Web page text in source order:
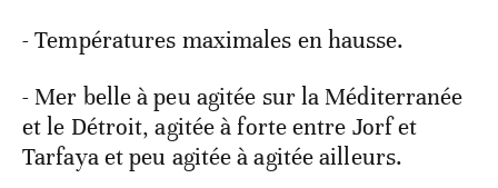
- Températures maximales en hausse.
- Mer belle à peu agitée sur la Méditerranée
et le Détroit, agitée à forte entre Jorf et
Tarfaya et peu agitée à agitée ailleurs.